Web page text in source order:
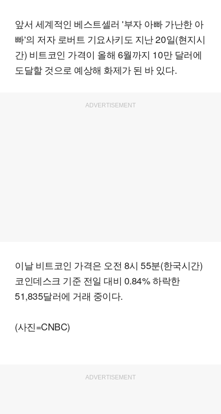
앞서 세계적인 베스트셀러 '부자 아빠 가난한 아
빠'의 저자 로버트 기요사키도 지난 20일(현지시
간) 비트코인 가격이 올해 6월까지 10만 달러에
도달할 것으로 예상해 화제가 된 바 있다.
ADVERTISEMENT
이날 비트코인 가격은 오전 8시 55분(한국시간)
코인데스크 기준 전일 대비 0.84% 하락한
51,835달러에 거래 중이다.
(사진=CNBC)
ADVERTISEMENT